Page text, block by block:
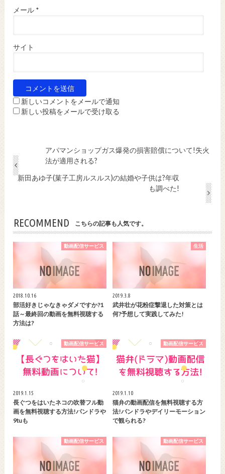
メール *
サイト
新しいコメントをメールで通知
新しい投稿をメールで受け取る
アパマンショップガス爆発の損害賠償について!失火
法が適用される?
新田あゆ子(菓子工房ルスルス)の結婚や子供は?年収
も調べた!
RECOMMEND こちらの記事も人気です。
動画配信サービス
2018.10.16
部活好きじゃなきゃダメですか?1
話～最終回の動画を無料視聴する
方法は?
生活
2019.3.8
武井壮が花粉症撃退した対策とは
何?予想して実践してみた!
動画配信サービス
2019.1.15
長ぐつをはいたネコの吹替フル動
画を無料視聴する方法!パンドラや
9tuも
動画配信サービス
2019.1.10
猫弁の動画配信を無料視聴する方
法!パンドラやデイリーモーション
で観られる?
動画配信サービス 動画配信サービス